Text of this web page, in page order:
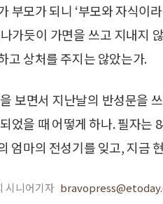
부모가 되니 ‘부모와 자식이
가듯이 가면을 쓰고 지내지
고 상처를 주지는 않았는가.
보면서 지난날의 반성문을
었을 때 어떻게 하나. 필자는
엄마의 전성기를 잊고, 지금
시니어기자